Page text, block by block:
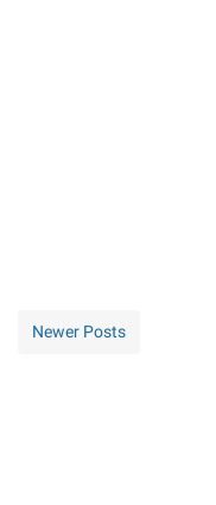
Newer Posts